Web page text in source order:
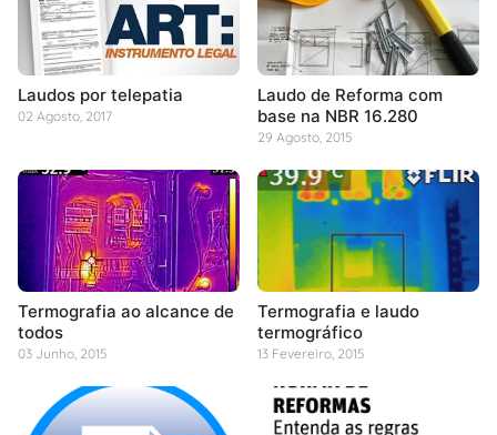
Laudos por telepatia
02 Agosto, 2017
Laudo de Reforma com
base na NBR 16.280
29 Agosto, 2015
Termografia ao alcance de
todos
03 Junho, 2015
Termografia e laudo
termográfico
13 Fevereiro, 2015